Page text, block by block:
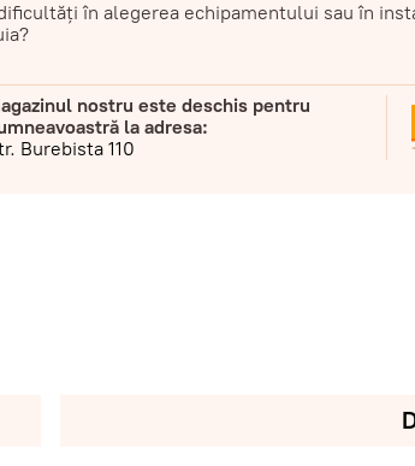
în alegerea echipamentului sau în
nostru este deschis pentru
la adresa:
Burebista 110